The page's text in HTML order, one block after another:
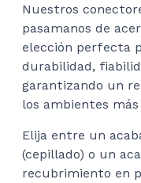
Nuestros
pasamanos de
elección perfecta
durabilidad,
garantizando un
los ambientes
Elija entre un
(cepillado) o un
recubrimiento en